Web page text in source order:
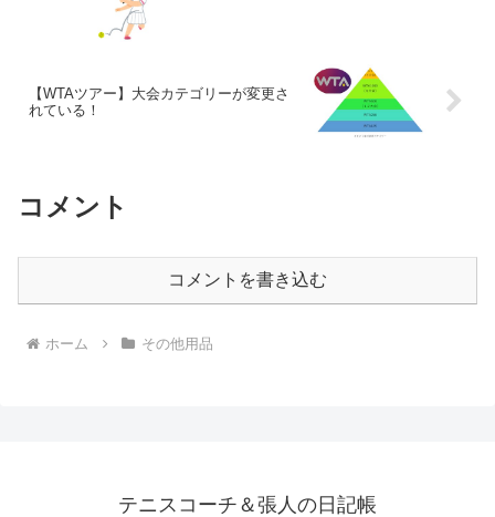
【WTAツアー】大会カテゴリーが変更さ
れている！
コメント
コメントを書き込む
ホーム その他用品
テニスコーチ＆張人の日記帳